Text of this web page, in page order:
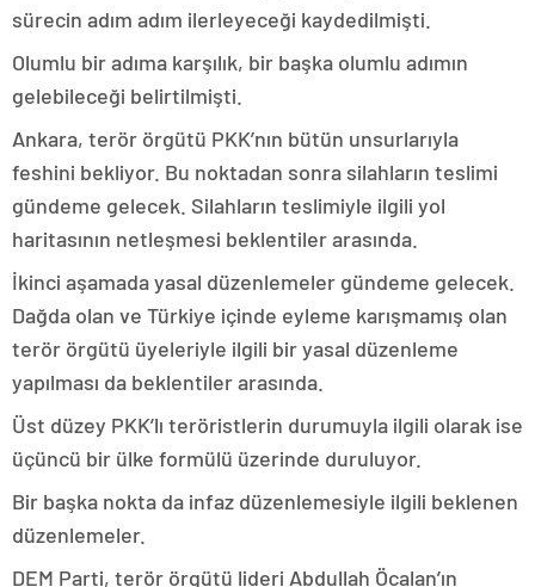
sürecin adım adım ilerleyeceği kaydedilmişti.
Olumlu bir adıma karşılık, bir başka olumlu adımın
gelebileceği belirtilmişti.
Ankara, terör örgütü PKK’nın bütün unsurlarıyla
feshini bekliyor. Bu noktadan sonra silahların teslimi
gündeme gelecek. Silahların teslimiyle ilgili yol
haritasının netleşmesi beklentiler arasında.
İkinci aşamada yasal düzenlemeler gündeme gelecek.
Dağda olan ve Türkiye içinde eyleme karışmamış olan
terör örgütü üyeleriyle ilgili bir yasal düzenleme
yapılması da beklentiler arasında.
Üst düzey PKK’lı teröristlerin durumuyla ilgili olarak ise
üçüncü bir ülke formülü üzerinde duruluyor.
Bir başka nokta da infaz düzenlemesiyle ilgili beklenen
düzenlemeler.
DEM Parti, terör örgütü lideri Abdullah Öcalan’ın